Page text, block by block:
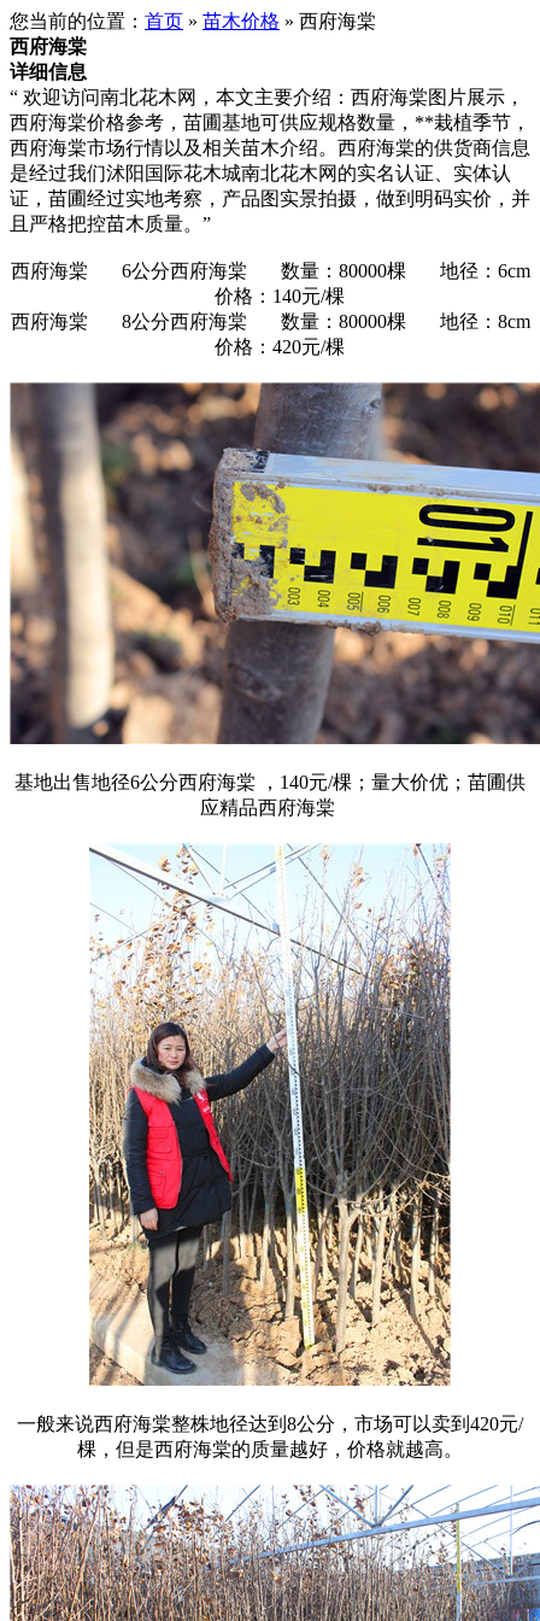
您当前的位置： 首页 » 苗木价格 » 西府海棠
西府海棠
详细信息
“ 欢迎访问南北花木网，本文主要介绍：西府海棠图片展示，
西府海棠价格参考，苗圃基地可供应规格数量，**栽植季节，
西府海棠市场行情以及相关苗木介绍。西府海棠的供货商信息
是经过我们沭阳国际花木城南北花木网的实名认证、实体认
证，苗圃经过实地考察，产品图实景拍摄，做到明码实价，并
且严格把控苗木质量。”
西府海棠 6公分西府海棠 数量：80000棵 地径：6cm
价格：140元/棵
西府海棠 8公分西府海棠 数量：80000棵 地径：8cm
价格：420元/棵
基地出售地径6公分西府海棠 ，140元/棵；量大价优；苗圃供
应精品西府海棠
一般来说西府海棠整株地径达到8公分，市场可以卖到420元/
棵，但是西府海棠的质量越好，价格就越高。